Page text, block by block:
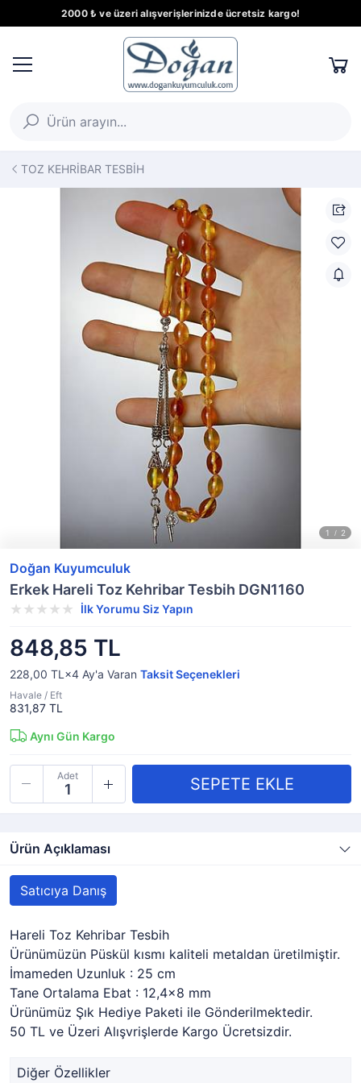
2000 ₺ ve üzeri alışverişlerinizde ücretsiz kargo!
TOZ KEHRİBAR TESBİH
Doğan Kuyumculuk
Erkek Hareli Toz Kehribar Tesbih DGN1160
İlk Yorumu Siz Yapın
848,85 TL
228,00 TL×4 Ay'a Varan Taksit Seçenekleri
Havale / Eft
831,87 TL
Aynı Gün Kargo
Adet
Ürün Açıklaması
Satıcıya Danış
Hareli Toz Kehribar Tesbih
Ürünümüzün Püskül kısmı kaliteli metaldan üretilmiştir.
İmameden Uzunluk : 25 cm
Tane Ortalama Ebat : 12,4x8 mm
Ürünümüz Şık Hediye Paketi ile Gönderilmektedir.
50 TL ve Üzeri Alışvrişlerde Kargo Ücretsizdir.
Diğer Özellikler